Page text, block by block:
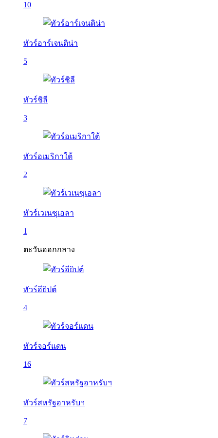
10
ทัวร์อาร์เจนติน่า
5
ทัวร์ชิลี
3
ทัวร์อเมริกาใต้
2
ทัวร์เวเนซุเอลา
1
ตะวันออกกลาง
ทัวร์อียิปต์
4
ทัวร์จอร์แดน
16
ทัวร์สหรัฐอาหรับฯ
7